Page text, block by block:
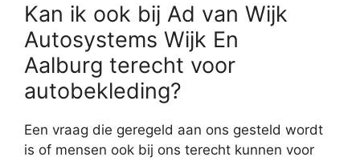
Kan ik ook bij Ad van Wijk
Autosystems Wijk En
Aalburg terecht voor
autobekleding?
Een vraag die geregeld aan ons gesteld wordt
is of mensen ook bij ons terecht kunnen voor